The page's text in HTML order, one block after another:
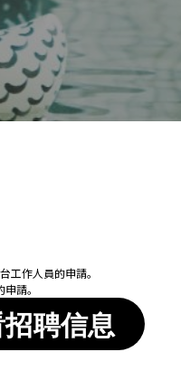
或取消預訂
工作人員的申請。
請。
聘信息